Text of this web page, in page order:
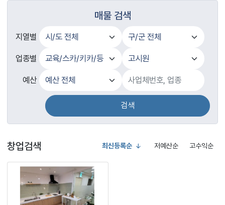
매물 검색
지열별
업종별
예산
검색
창업검색 최신등록순 저예산순 고수익순